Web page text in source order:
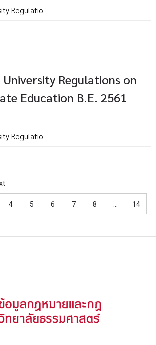
Regulatio
Regulations on
Education B.E. 2561
Regulatio
4 5 6 7 8 14